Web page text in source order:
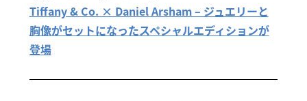
Tiffany & Co. × Daniel Arsham – ジュエリーと
胸像がセットになったスペシャルエディションが
登場